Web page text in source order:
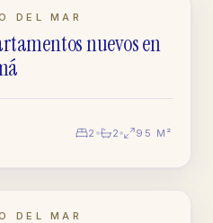
DEL MAR
nuevos en
2 2 95 M²
DEL MAR